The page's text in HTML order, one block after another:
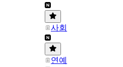
사회
연예